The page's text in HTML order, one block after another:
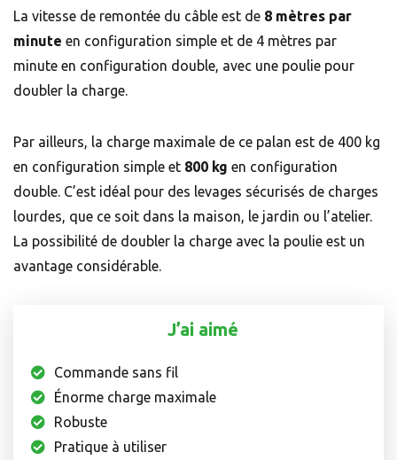
La vitesse de remontée du câble est de 8 mètres par
minute en configuration simple et de 4 mètres par
minute en configuration double, avec une poulie pour
doubler la charge.
Par ailleurs, la charge maximale de ce palan est de 400 kg
en configuration simple et 800 kg en configuration
double. C’est idéal pour des levages sécurisés de charges
lourdes, que ce soit dans la maison, le jardin ou l’atelier.
La possibilité de doubler la charge avec la poulie est un
avantage considérable.
J’ai aimé
Commande sans fil
Énorme charge maximale
Robuste
Pratique à utiliser